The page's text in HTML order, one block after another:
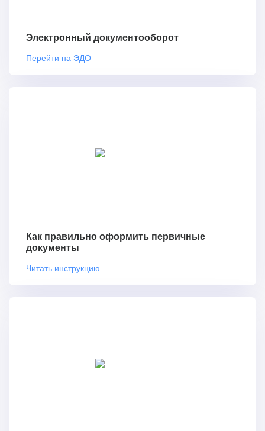
Электронный документооборот
Перейти на ЭДО
Как правильно оформить первичные
документы
Читать инструкцию